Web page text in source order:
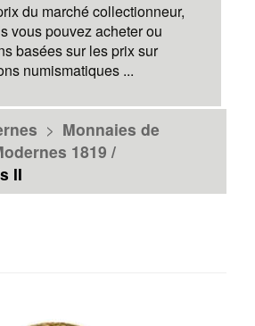
du marché collectionneur,
vous pouvez acheter ou
basées sur les prix sur
numismatiques ...
> Monnaies de
1819 /
II